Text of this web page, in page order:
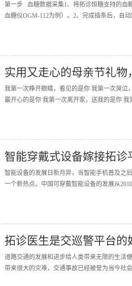
第一步 血糖数据采集1、将拓诊恒糖支持的血
血糖仪OGM-112为例）。2、完成插条后，自
实用又走心的母亲节礼
我第一次睁开眼睛，看见的是你 我第一次哭泣
最开心的是你 我第一次离开家，送我的是你
智能穿戴式设备嫁接拓
智能设备的发展日新月异，当智能手机普及之
一个新热点。中国可穿戴智能设备的发展从
拓诊医生是交巡警平台的
道路交通的发展和进步给人类带来无限的生活
带来很大的灾难，交通事故已经被誉为当今社